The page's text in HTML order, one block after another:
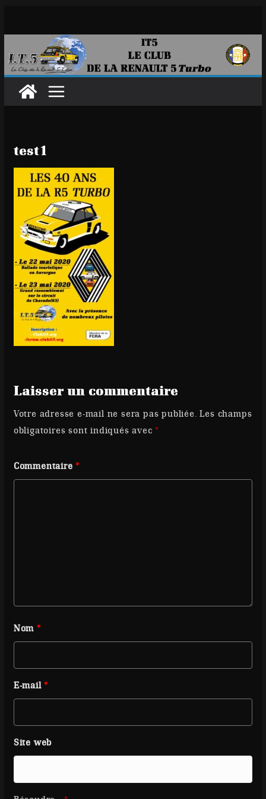
test1
Laisser un commentaire
Votre adresse e-mail ne sera pas publiée. Les champs
obligatoires sont indiqués avec*
Commentaire*
Nom *
E-mail*
Site web